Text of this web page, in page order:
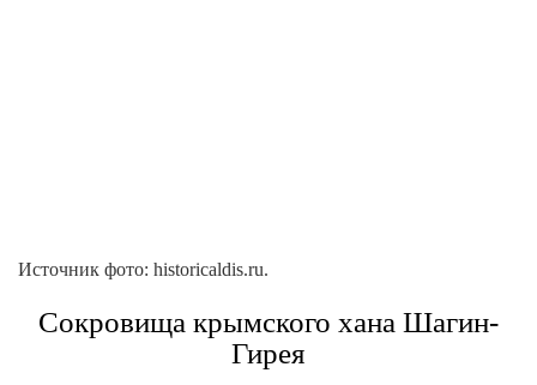
Источник фото: historicaldis.ru.
Сокровища крымского хана Шагин-
Гирея